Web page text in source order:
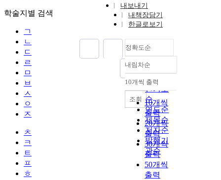
학술지별 검색
ㄱ
ㄴ
ㄷ
ㄹ
ㅁ
ㅂ
ㅅ
ㅇ
ㅈ
ㅊ
ㅋ
ㅌ
ㅍ
ㅎ
내보내기
내책장담기
한글로보기
정확도순
정확도
순
인기도
순
연도순
제목순
저자순
발행기
관순
내림차순
내림차순
10개씩 출력
10개씩
출력
20개씩
출력
30개씩
출력
50개씩
출력
조회